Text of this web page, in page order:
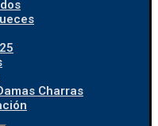
Charras